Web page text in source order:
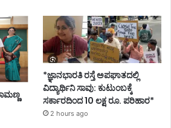
*ಜ್ಞಾನಭಾರತಿ ರಸ್ತೆ ಅಪಘಾತದಲ್ಲಿ
ವಿದ್ಯಾರ್ಥಿನಿ ಸಾವು: ಕುಟುಂಬಕ್ಕೆ
ಸರ್ಕಾರದಿಂದ 10 ಲಕ್ಷ ರೂ. ಪರಿಹಾರ*
2 hours ago